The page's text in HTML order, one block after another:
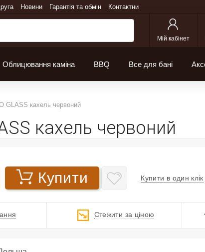
Новини Гарантія та обмін Контактни
Мій кабінет
Облицювання каміна BBQ Все для бані
GLASS кахель червоний
кахель червоний
Купити Купити в один клік
Стежити за ціною